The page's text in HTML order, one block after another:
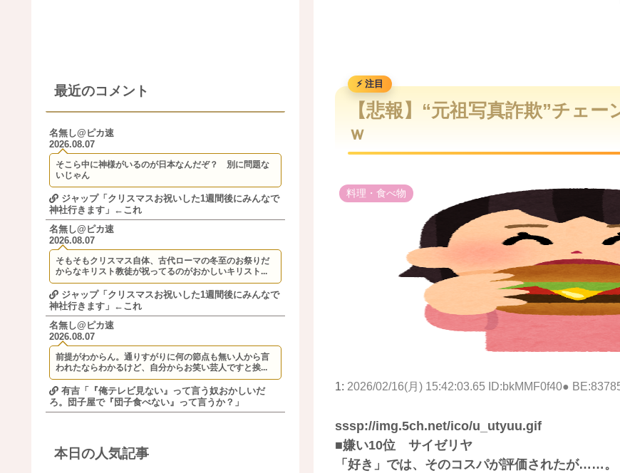
【悲報】“元祖写真詐欺”チェ
ｗ
料理・食べ物
1: 2026/02/16(月) 15:42:03.65 ID:bkMMF0f40●
sssp://img.5ch.net/ico/u_utyuu.gif
■嫌い10位 サイゼリヤ
「好き」では、そのコスパが評価されたが……。
最近のコメント
名無し@ピカ速
2026.08.07
そこら中に神様がいるのが日本なんだぞ？ 別に問題な
いじゃん
ジャップ「クリスマスお祝いした1週間後にみんなで
神社行きます」←これ
名無し@ピカ速
2026.08.07
そもそもクリスマス自体、古代ローマの冬至のお祭りだ
からなキリスト教徒が祝ってるのがおかしいキリスト...
ジャップ「クリスマスお祝いした1週間後にみんなで
神社行きます」←これ
名無し@ピカ速
2026.08.07
前提がわからん。通りすがりに何の節点も無い人から言
われたならわかるけど、自分からお笑い芸人ですと挨...
有吉「『俺テレビ見ない』って言う奴おかしいだ
ろ。団子屋で『団子食べない』って言うか？」
本日の人気記事